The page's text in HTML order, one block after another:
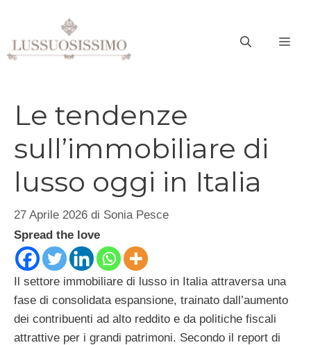
contenuto
Le tendenze
sull’immobiliare di
lusso oggi in Italia
27 Aprile 2026 di Sonia Pesce
Spread the love
Il settore immobiliare di lusso in Italia attraversa una
fase di consolidata espansione, trainato dall’aumento
dei contribuenti ad alto reddito e da politiche fiscali
attrattive per i grandi patrimoni. Secondo il report di